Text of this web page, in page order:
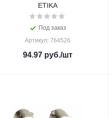
ETIKA
Под заказ
Артикул: 764526
94.97руб./шт